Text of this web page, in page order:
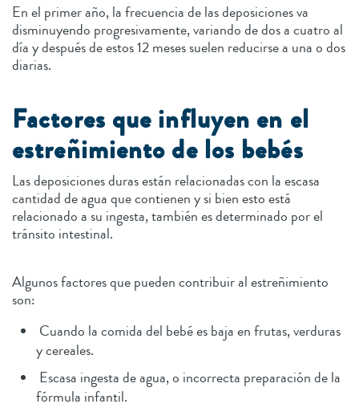
En el primer año, la frecuencia de las deposiciones va
disminuyendo progresivamente, variando de dos a cuatro al
día y después de estos 12 meses suelen reducirse a una o dos
diarias.
Factores que influyen en el
estreñimiento de los bebés
Las deposiciones duras están relacionadas con la escasa
cantidad de agua que contienen y si bien esto está
relacionado a su ingesta, también es determinado por el
tránsito intestinal.
Algunos factores que pueden contribuir al estreñimiento
son:
Cuando la comida del bebé es baja en frutas, verduras
y cereales.
Escasa ingesta de agua, o incorrecta preparación de la
fórmula infantil.